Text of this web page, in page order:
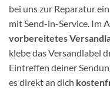
bei uns zur Reparatur
mit Send-in-Service. Im
vorbereitetes
klebe das Versandlabel
Eintreffen deiner
es direkt an dich